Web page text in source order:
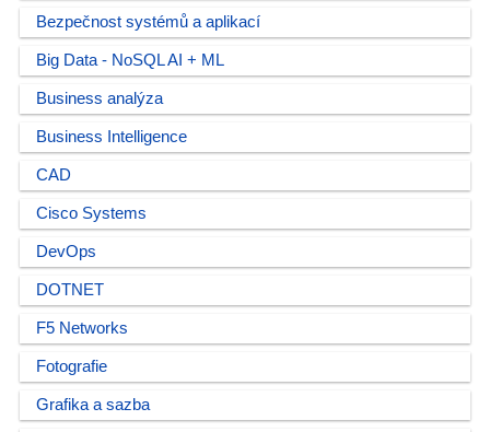
Bezpečnost systémů a aplikací
Big Data - NoSQL AI + ML
Business analýza
Business Intelligence
CAD
Cisco Systems
DevOps
DOTNET
F5 Networks
Fotografie
Grafika a sazba